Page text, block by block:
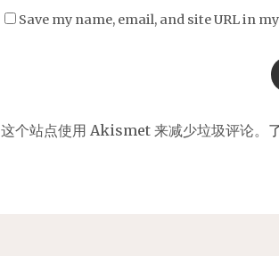
Save my name, email, and site URL in
这个站点使用 Akismet 来减少垃圾评论。